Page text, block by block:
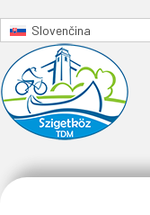
Slovenčina